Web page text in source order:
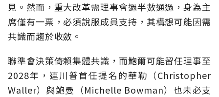
見。然而，重大改革需理事會過半數通過，身為主
席僅有一票，必須說服成員支持，其構想可能因需
共識而趨於收斂。
聯準會決策倚賴集體共識，而鮑爾可能留任理事至
2028年，連川普首任提名的華勒（Christopher
Waller）與鮑曼（Michelle Bowman）也未必支